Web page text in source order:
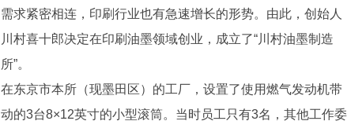
需求紧密相连，印刷行业也有急速增长的形势。由此，创始人
川村喜十郎决定在印刷油墨领域创业，成立了“川村油墨制造
所”。
在东京市本所（现墨田区）的工厂，设置了使用燃气发动机带
动的3台8×12英寸的小型滚筒。当时员工只有3名，其他工作委